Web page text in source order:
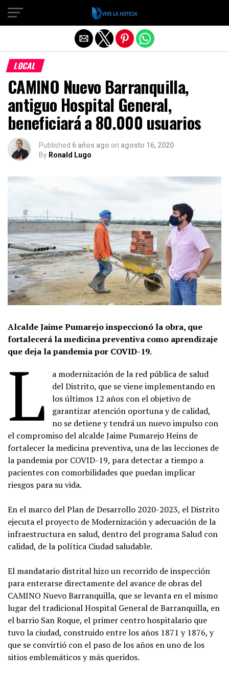
LOCAL
CAMINO Nuevo Barranquilla,
antiguo Hospital General,
beneficiará a 80.000 usuarios
Published 6 años ago on agosto 16, 2020
By Ronald Lugo
Alcalde Jaime Pumarejo inspeccionó la obra, que
fortalecerá la medicina preventiva como aprendizaje
que deja la pandemia por COVID-19.
L
a modernización de la red pública de salud
del Distrito, que se viene implementando en
los últimos 12 años con el objetivo de
garantizar atención oportuna y de calidad,
no se detiene y tendrá un nuevo impulso con
el compromiso del alcalde Jaime Pumarejo Heins de
fortalecer la medicina preventiva, una de las lecciones de
la pandemia por COVID-19, para detectar a tiempo a
pacientes con comorbilidades que puedan implicar
riesgos para su vida.
En el marco del Plan de Desarrollo 2020-2023, el Distrito
ejecuta el proyecto de Modernización y adecuación de la
infraestructura en salud, dentro del programa Salud con
calidad, de la política Ciudad saludable.
El mandatario distrital hizo un recorrido de inspección
para enterarse directamente del avance de obras del
CAMINO Nuevo Barranquilla, que se levanta en el mismo
lugar del tradicional Hospital General de Barranquilla, en
el barrio San Roque, el primer centro hospitalario que
tuvo la ciudad, construido entre los años 1871 y 1876, y
que se convirtió con el paso de los años en uno de los
sitios emblemáticos y más queridos.
Salir de la versión móvil